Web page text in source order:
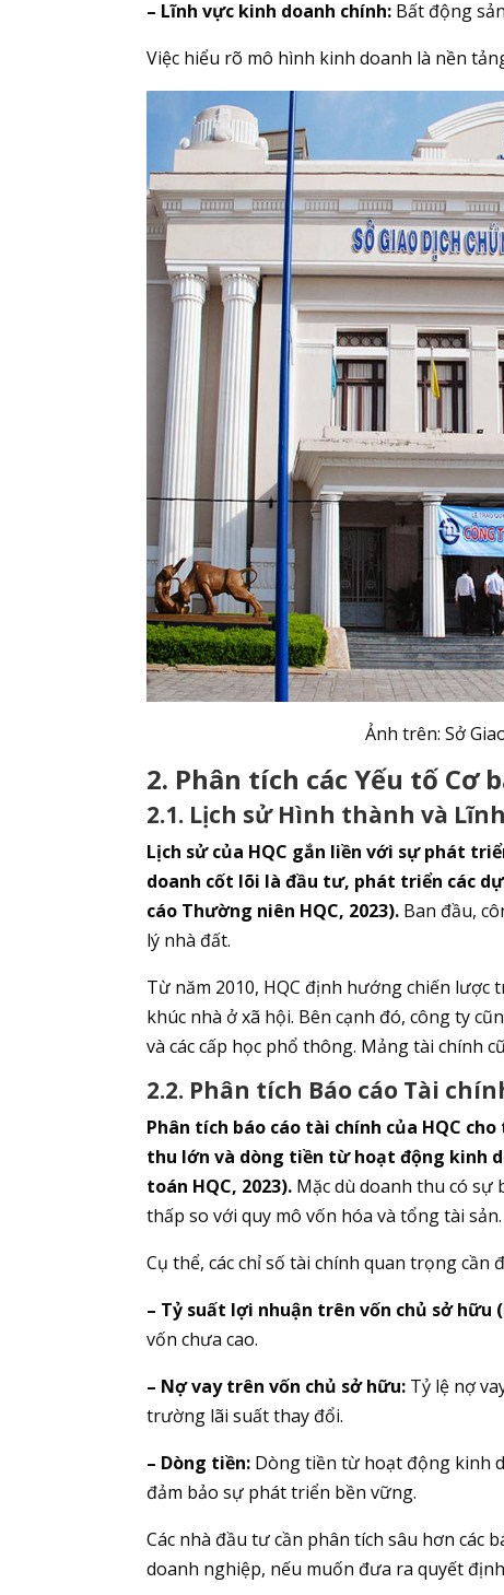
– Lĩnh vực kinh doanh chính: Bất động
Việc hiểu rõ mô hình kinh doanh là nền
Ảnh trên: Sở
2. Phân tích các Yếu tố Cơ
2.1. Lịch sử Hình thành và
Lịch sử của HQC gắn liền với sự phát
doanh cốt lõi là đầu tư, phát triển các
cáo Thường niên HQC, 2023). Ban đầu,
lý nhà đất.
Từ năm 2010, HQC định hướng chiến
khúc nhà ở xã hội. Bên cạnh đó, công ty
và các cấp học phổ thông. Mảng tài chính
2.2. Phân tích Báo cáo Tài
Phân tích báo cáo tài chính của HQC
thu lớn và dòng tiền từ hoạt động kinh
toán HQC, 2023). Mặc dù doanh thu có sự
thấp so với quy mô vốn hóa và tổng tài sản.
Cụ thể, các chỉ số tài chính quan trọng cần
– Tỷ suất lợi nhuận trên vốn chủ sở hữu
vốn chưa cao.
– Nợ vay trên vốn chủ sở hữu: Tỷ lệ nợ
trường lãi suất thay đổi.
– Dòng tiền: Dòng tiền từ hoạt động kinh
đảm bảo sự phát triển bền vững.
Các nhà đầu tư cần phân tích sâu hơn các
doanh nghiệp, nếu muốn đưa ra quyết